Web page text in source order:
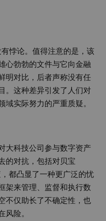
悖论。值得注意的是，该
心勃勃的文件与它向金融
明对比，后者声称没有任
。这种差异引发了人们对
实际努力的严重质疑。
大科技公司参与数字资产
的对抗，包括对贝宝
都凸显了一种更广泛的忧
架来管理、监督和执行数
不仅助长了不确定性，也
险。